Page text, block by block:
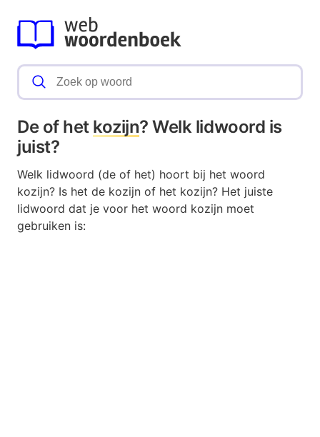
De of het kozijn? Welk lidwoord is
juist?
Welk lidwoord (de of het) hoort bij het woord
kozijn? Is het de kozijn of het kozijn? Het juiste
lidwoord dat je voor het woord kozijn moet
gebruiken is: